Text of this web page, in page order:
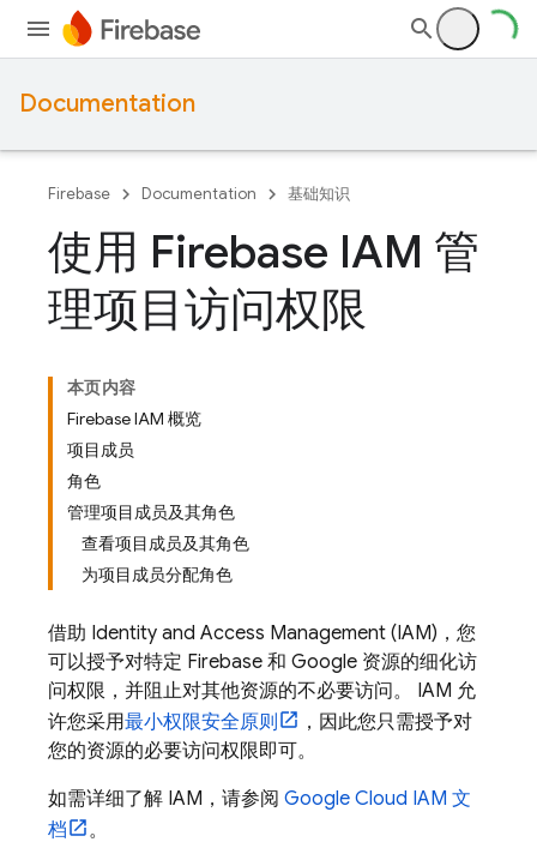
Documentation
Firebase Documentation 基础知识
使用 Firebase IAM 管
理项目访问权限
本页内容
Firebase IAM 概览
项目成员
角色
管理项目成员及其角色
查看项目成员及其角色
为项目成员分配角色
借助 Identity and Access Management (IAM)，您
可以授予对特定 Firebase 和 Google 资源的细化访
问权限，并阻止对其他资源的不必要访问。 IAM 允
许您采用最小权限安全原则
，因此您只需授予对
您的资源的必要访问权限即可。
如需详细了解 IAM，请参阅 Google Cloud IAM 文
档
。